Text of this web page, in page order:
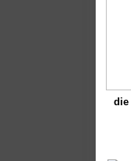
die